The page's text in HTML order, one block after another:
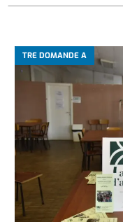
TRE DOMANDE A